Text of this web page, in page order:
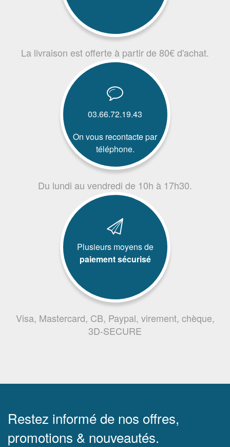
La livraison est offerte à partir de 80€ d'achat.
03.66.72.19.43
On vous recontacte par
téléphone.
Du lundi au vendredi de 10h à 17h30.
Plusieurs moyens de
paiement sécurisé
Visa, Mastercard, CB, Paypal, virement, chèque,
3D-SECURE
Restez informé de nos offres,
promotions & nouveautés.